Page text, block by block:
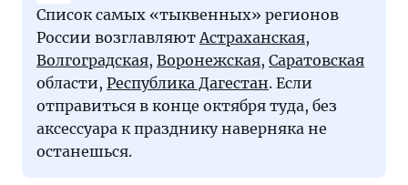
Список самых «тыквенных» регионов
России возглавляютАстраханская,
Волгоградская, Воронежская, Саратовская
области, Республика Дагестан. Если
отправиться в конце октября туда, без
аксессуара к празднику наверняка не
останешься.